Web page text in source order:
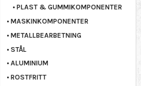
PLAST & GUMMIKOMPONENTER
MASKINKOMPONENTER
METALLBEARBETNING
STÅL
ALUMINIUM
ROSTFRITT